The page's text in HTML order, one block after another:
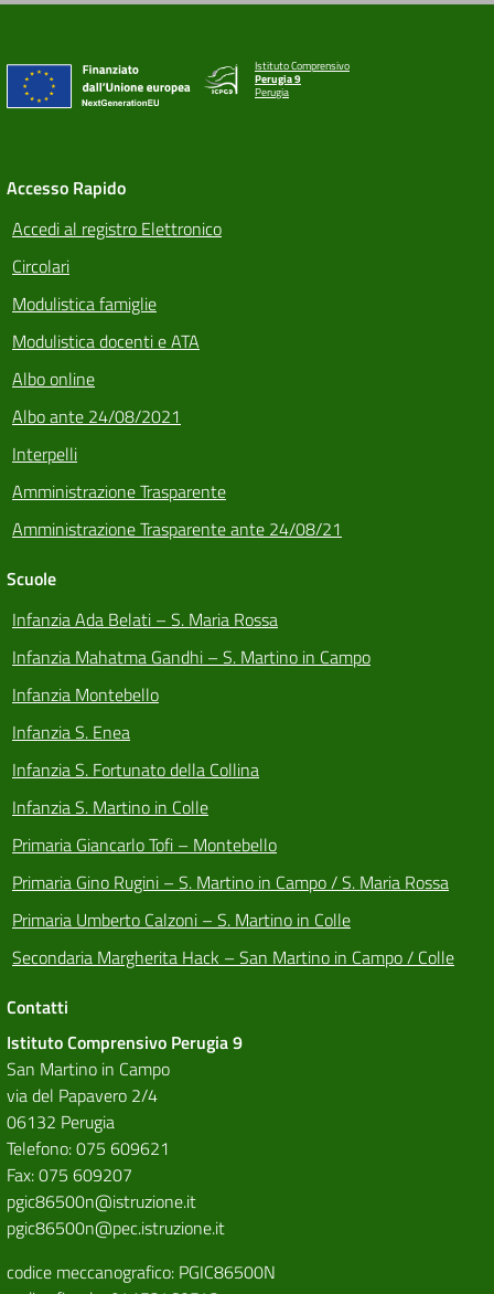
Istituto Comprensivo
Perugia 9
Perugia
Accesso Rapido
Accedi al registro Elettronico
Circolari
Modulistica famiglie
Modulistica docenti e ATA
Albo online
Albo ante 24/08/2021
Interpelli
Amministrazione Trasparente
Amministrazione Trasparente ante 24/08/21
Scuole
Infanzia Ada Belati – S. Maria Rossa
Infanzia Mahatma Gandhi – S. Martino in Campo
Infanzia Montebello
Infanzia S. Enea
Infanzia S. Fortunato della Collina
Infanzia S. Martino in Colle
Primaria Giancarlo Tofi – Montebello
Primaria Gino Rugini – S. Martino in Campo / S. Maria Rossa
Primaria Umberto Calzoni – S. Martino in Colle
Secondaria Margherita Hack – San Martino in Campo / Colle
Contatti
Istituto Comprensivo Perugia 9
San Martino in Campo
via del Papavero 2/4
06132 Perugia
Telefono: 075 609621
Fax: 075 609207
pgic86500n@istruzione.it
pgic86500n@pec.istruzione.it
codice meccanografico: PGIC86500N